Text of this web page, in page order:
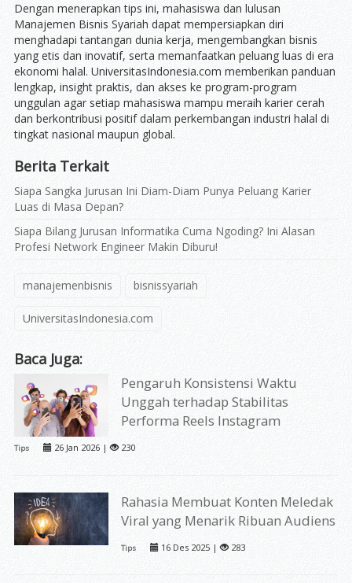
Dengan menerapkan tips ini, mahasiswa dan lulusan
Manajemen Bisnis Syariah dapat mempersiapkan diri
menghadapi tantangan dunia kerja, mengembangkan bisnis
yang etis dan inovatif, serta memanfaatkan peluang luas di era
ekonomi halal. UniversitasIndonesia.com memberikan panduan
lengkap, insight praktis, dan akses ke program-program
unggulan agar setiap mahasiswa mampu meraih karier cerah
dan berkontribusi positif dalam perkembangan industri halal di
tingkat nasional maupun global.
Berita Terkait
Siapa Sangka Jurusan Ini Diam-Diam Punya Peluang Karier
Luas di Masa Depan?
Siapa Bilang Jurusan Informatika Cuma Ngoding? Ini Alasan
Profesi Network Engineer Makin Diburu!
manajemenbisnis bisnissyariah
UniversitasIndonesia.com
Baca Juga:
Pengaruh Konsistensi Waktu
Unggah terhadap Stabilitas
Performa Reels Instagram
Tips 26 Jan 2026 | 230
Rahasia Membuat Konten Meledak
Viral yang Menarik Ribuan Audiens
Tips 16 Des 2025 | 283